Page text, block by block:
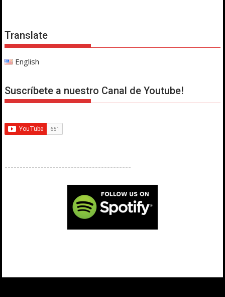
Translate
English
Suscríbete a nuestro Canal de Youtube!
------------------------------------------